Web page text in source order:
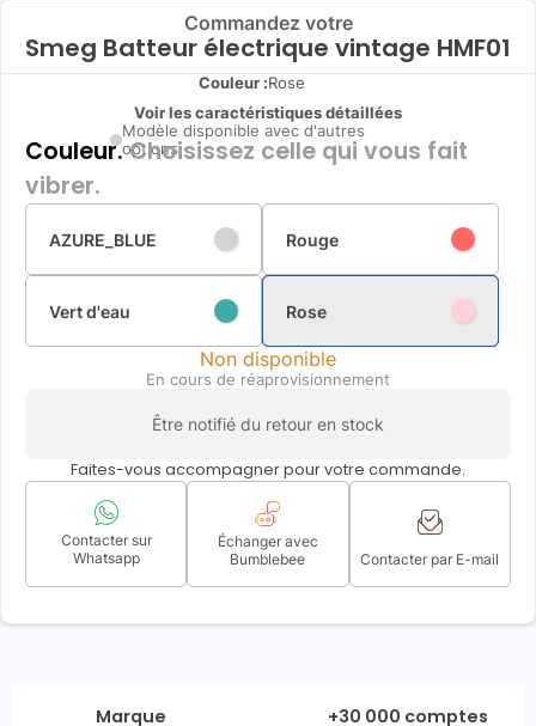
Commandez votre
Smeg Batteur électrique vintage HMF01
Couleur :Rose
Voir les caractéristiques détaillées
Modèle disponible avec d'autres
options
Couleur.Choisissez celle qui vous fait
vibrer.
AZURE_BLUE Rouge
Vert d'eau Rose
Non disponible
En cours de réaprovisionnement
Être notifié du retour en stock
Faites-vous accompagner pour votre commande.
Contacter sur
Whatsapp
Échanger avec
Bumblebee
Contacter par E-mail
Marque +30 000 comptes